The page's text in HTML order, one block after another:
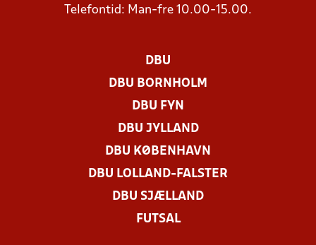
Telefontid: Man-fre 10.00-15.00.
DBU
DBU BORNHOLM
DBU FYN
DBU JYLLAND
DBU KØBENHAVN
DBU LOLLAND-FALSTER
DBU SJÆLLAND
FUTSAL